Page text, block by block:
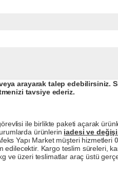
arayarak talep edebilirsiniz.
tavsiye ederiz.
ile birlikte paketi açarak
ürünlerin iadesi ve
Yapı Market müşteri hizmetleri
edilecektir. Kargo teslim süreleri,
ve üzeri teslimatlar araç üstü